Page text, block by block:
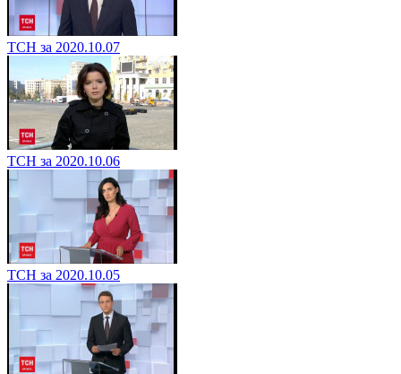
ТСН за 2020.10.07
ТСН за 2020.10.06
ТСН за 2020.10.05